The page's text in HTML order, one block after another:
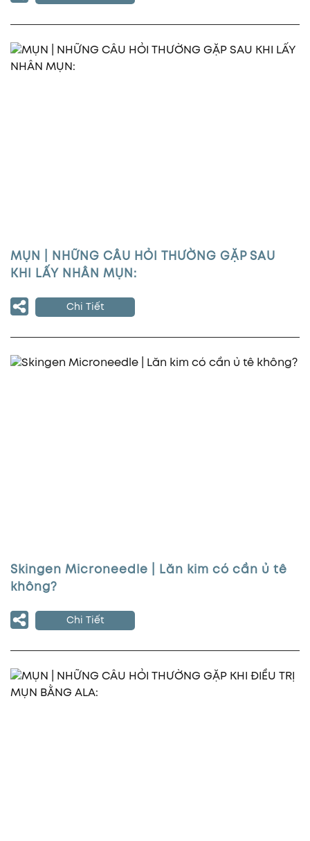
MỤN | NHỮNG CÂU HỎI THƯỜNG GẶP SAU
KHI LẤY NHÂN MỤN:
Chi Tiết
Skingen Microneedle | Lăn kim có cần ủ tê
không?
Chi Tiết